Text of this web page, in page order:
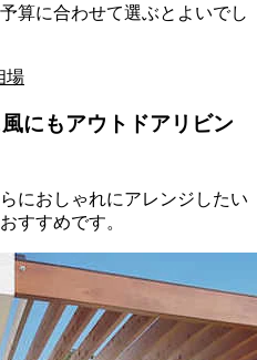
算に合わせて選ぶとよいでし
場
にもアウトドアリビン
におしゃれにアレンジしたい
すすめです。